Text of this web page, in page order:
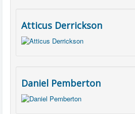
Atticus Derrickson
Daniel Pemberton